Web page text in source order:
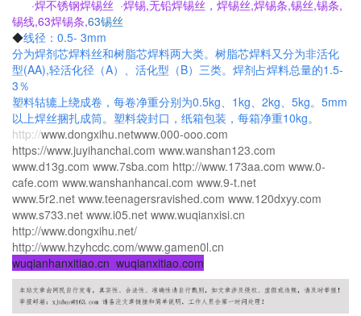
·焊不锈钢焊锡丝 ·焊锡,无铅焊锡丝，焊锡丝,焊锡条,锡丝,锡条,
锡线,63焊锡条,63锡丝
◆线径：0.5- 3mm
分为焊剂芯焊料丝和树脂芯焊料两大类。树脂芯焊料又分为非活化
型(AA),轻活化径（A）、活化型（B）三类。焊剂占焊料总量的1.5-
3％
塑料轱辘上绕成卷，每卷净重分别为0.5kg、1kg、2kg、5kg。5mm
以上焊丝捆扎成筒。塑料袋封口，纸箱包装，每箱净重10kg。
http://www.dongxihu.netwww.000-ooo.com
https://www.juyihanchai.com www.wanshan123.com
www.d13g.com www.7sba.com http://www.173aa.com www.0-
cafe.com www.wanshanhancai.com www.9-t.net
www.5r2.net www.teenagersravished.com www.120dxyy.com
www.s733.net www.i05.net www.wuqianxisi.cn
http://www.dongxihu.net/
http://www.hzyhcdc.com/www.gamen0l.cn
wuqianhanxitiao.cn wuqianxitiao.com